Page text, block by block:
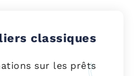
classiques
sur les prêts